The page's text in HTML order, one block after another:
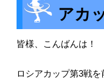
アカ
皆様、こんばんは！
ロシアカップ第3戦